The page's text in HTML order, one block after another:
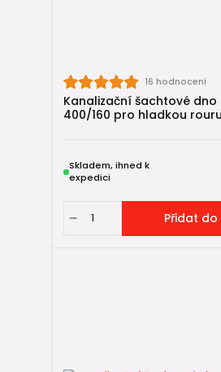
16 hodnocení
Kanalizační šachtové dno
400/160 pro hladkou rouru
Skladem, ihned k
expedici
Přidat do